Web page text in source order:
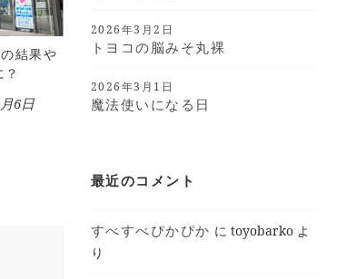
結果や
？
6日
2026年3月2日
トヨコの脳みそ丸裸
2026年3月1日
魔法使いになる日
最近のコメント
すべすべぴかぴか に toyobarko よ
り